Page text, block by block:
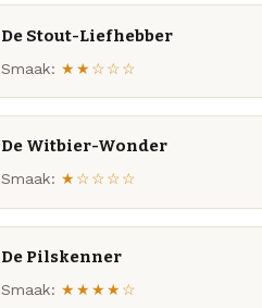
De Stout-Liefhebber
Smaak: ★★☆☆☆
De Witbier-Wonder
Smaak: ★☆☆☆☆
De Pilskenner
Smaak: ★★★★☆